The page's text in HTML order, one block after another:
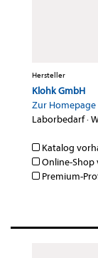
Hersteller
Klohk GmbH
Zur Homepage
Laborbedarf·
Katalog
Online-Shop
Premium-